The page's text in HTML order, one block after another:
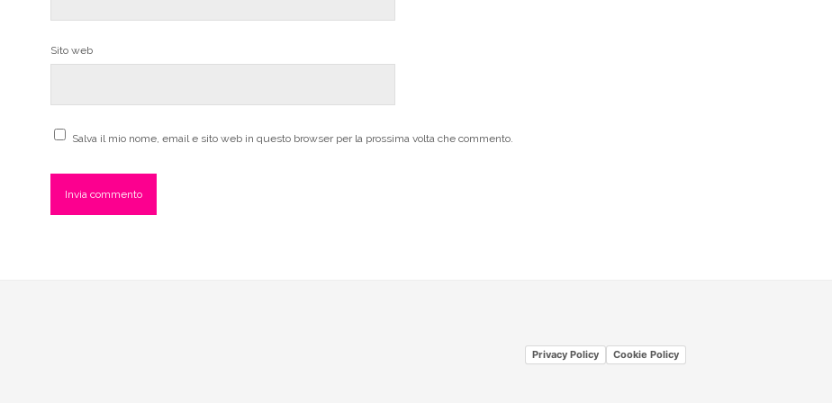
Sito web
Salva il mio nome, email e sito web in questo browser per la prossima volta che commento.
Privacy Policy Cookie Policy